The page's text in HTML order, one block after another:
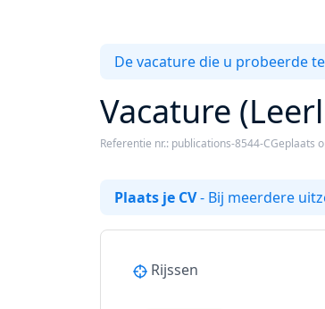
De vacature die u probeerde
Vacature
Referentie nr.: publications-8544-CGeplaats
Plaats je CV- Bij meerdere
Rijssen